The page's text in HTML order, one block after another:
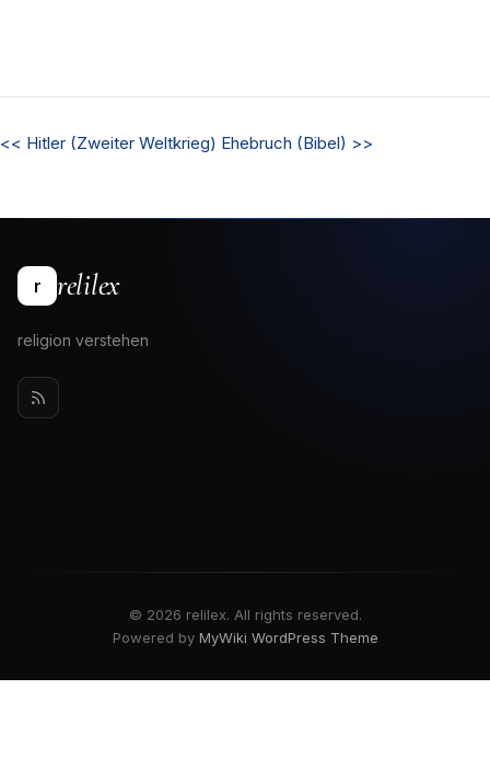
<< Hitler (Zweiter Weltkrieg) Ehebruch (Bibel) >>
r relilex
religion verstehen
© 2026 relilex. All rights reserved.
Powered by MyWiki WordPress Theme